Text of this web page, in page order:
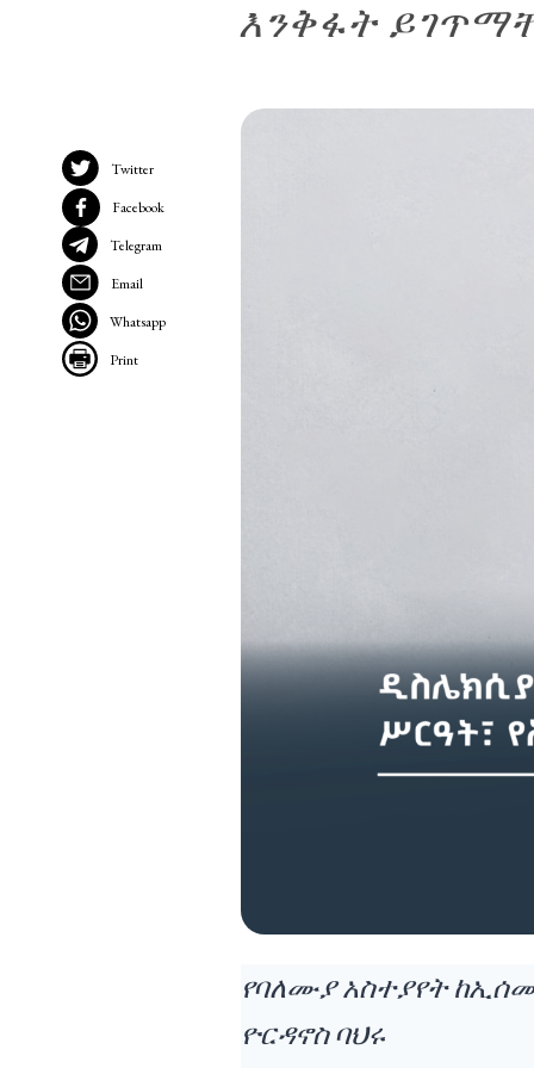
እንቅፋት
Twitter
Facebook
Telegram
Email
Whatsapp
Print
የባለሙያ አስተያየት
ዮርዳኖስ ባህሩ